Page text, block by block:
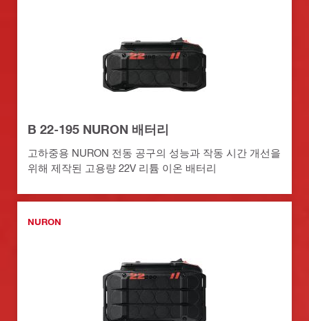
B 22-195 NURON 배터리
고하중용 NURON 전동 공구의 성능과 작동 시간 개선을
위해 제작된 고용량 22V 리튬 이온 배터리
NURON